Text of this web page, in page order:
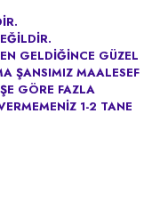
GELDİĞİNCE GÜZEL
ŞANSIMIZ MAALESEF
GÖRE FAZLA
1-2 TANE